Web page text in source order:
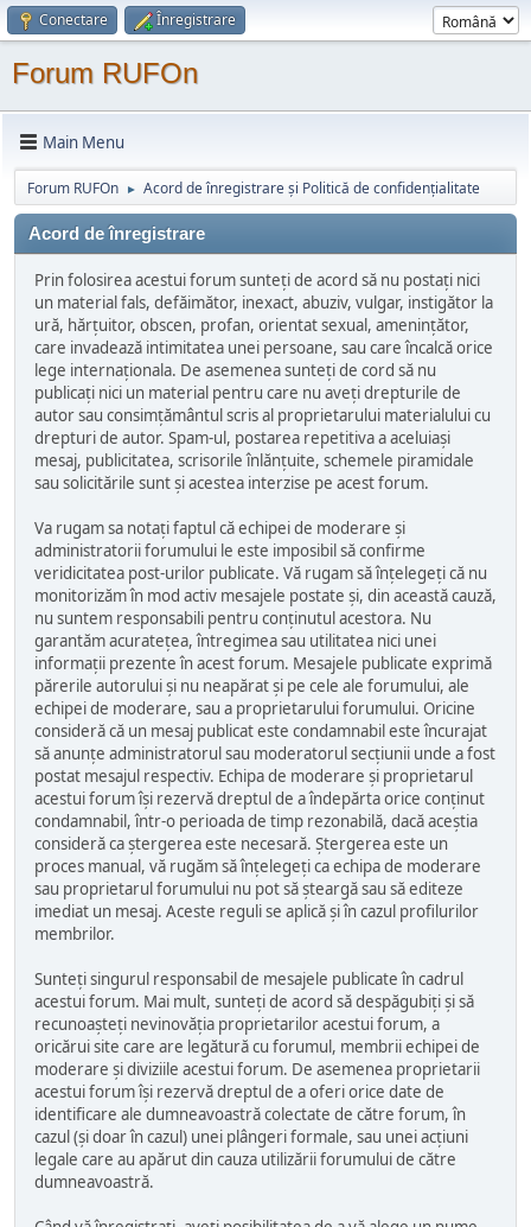
Conectare Înregistrare
Forum RUFOn
Main Menu
Forum RUFOn ► Acord de înregistrare și Politică de confidențialitate
Acord de înregistrare
Prin folosirea acestui forum sunteți de acord să nu postați nici
un material fals, defăimător, inexact, abuziv, vulgar, instigător la
ură, hărțuitor, obscen, profan, orientat sexual, amenințător,
care invadează intimitatea unei persoane, sau care încalcă orice
lege internaționala. De asemenea sunteți de cord să nu
publicați nici un material pentru care nu aveți drepturile de
autor sau consimțământul scris al proprietarului materialului cu
drepturi de autor. Spam-ul, postarea repetitiva a aceluiași
mesaj, publicitatea, scrisorile înlănțuite, schemele piramidale
sau solicitările sunt și acestea interzise pe acest forum.
Va rugam sa notați faptul că echipei de moderare și
administratorii forumului le este imposibil să confirme
veridicitatea post-urilor publicate. Vă rugam să înțelegeți că nu
monitorizăm în mod activ mesajele postate și, din această cauză,
nu suntem responsabili pentru conținutul acestora. Nu
garantăm acuratețea, întregimea sau utilitatea nici unei
informații prezente în acest forum. Mesajele publicate exprimă
părerile autorului și nu neapărat și pe cele ale forumului, ale
echipei de moderare, sau a proprietarului forumului. Oricine
consideră că un mesaj publicat este condamnabil este încurajat
să anunțe administratorul sau moderatorul secțiunii unde a fost
postat mesajul respectiv. Echipa de moderare și proprietarul
acestui forum își rezervă dreptul de a îndepărta orice conținut
condamnabil, într-o perioada de timp rezonabilă, dacă aceștia
consideră ca ștergerea este necesară. Ștergerea este un
proces manual, vă rugăm să înțelegeți ca echipa de moderare
sau proprietarul forumului nu pot să șteargă sau să editeze
imediat un mesaj. Aceste reguli se aplică și în cazul profilurilor
membrilor.
Sunteți singurul responsabil de mesajele publicate în cadrul
acestui forum. Mai mult, sunteți de acord să despăgubiți și să
recunoașteți nevinovăția proprietarilor acestui forum, a
oricărui site care are legătură cu forumul, membrii echipei de
moderare și diviziile acestui forum. De asemenea proprietarii
acestui forum își rezervă dreptul de a oferi orice date de
identificare ale dumneavoastră colectate de către forum, în
cazul (și doar în cazul) unei plângeri formale, sau unei acțiuni
legale care au apărut din cauza utilizării forumului de către
dumneavoastră.